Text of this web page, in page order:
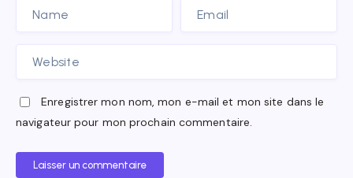
Enregistrer mon nom, mon e-mail et mon site dans le
navigateur pour mon prochain commentaire.
Laisser un commentaire